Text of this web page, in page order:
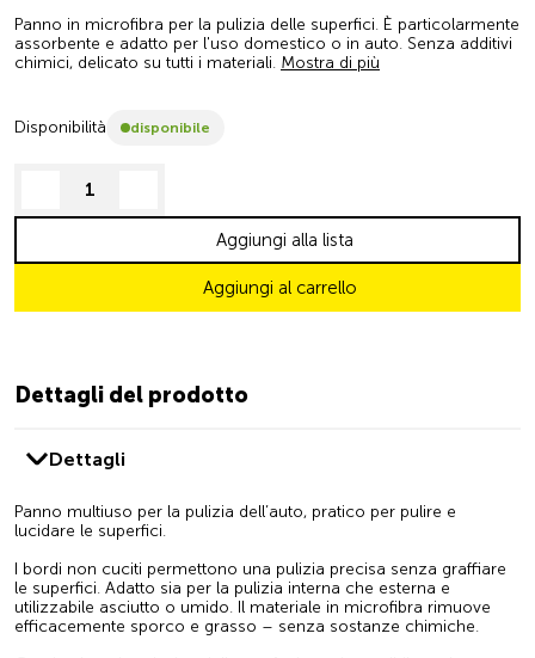
Panno in microfibra per la pulizia delle superfici. È particolarmente
assorbente e adatto per l'uso domestico o in auto. Senza additivi
chimici, delicato su tutti i materiali. Mostra di più
Disponibilità disponibile
decrease quantity
Aggiungi al carrello
Aggiungi alla lista
Dettagli del prodotto
Dettagli
Panno multiuso per la pulizia dell’auto, pratico per pulire e
lucidare le superfici.
I bordi non cuciti permettono una pulizia precisa senza graffiare
le superfici. Adatto sia per la pulizia interna che esterna e
utilizzabile asciutto o umido. Il materiale in microfibra rimuove
efficacemente sporco e grasso – senza sostanze chimiche.